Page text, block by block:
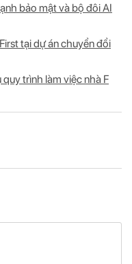
bảo mật và bộ đôi AI
tại dự án chuyển đổi
trình làm việc nhà F